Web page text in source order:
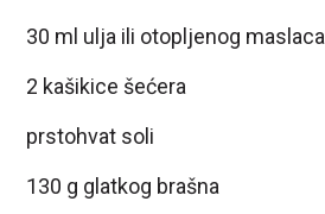
30 ml ulja ili otopljenog maslaca
2 kašikice šećera
prstohvat soli
130 g glatkog brašna